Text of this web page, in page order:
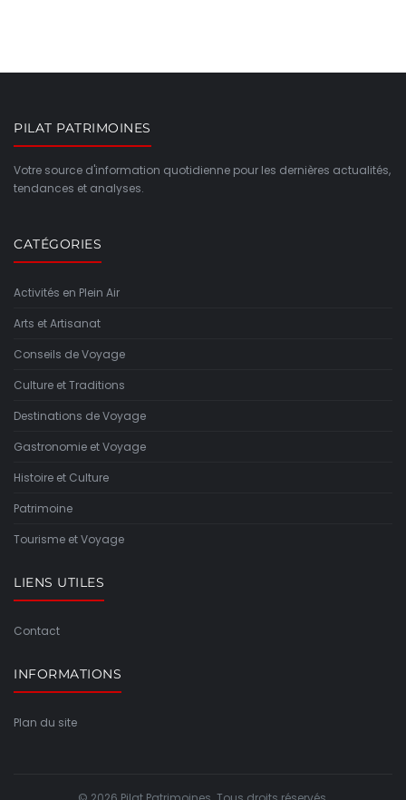
PILAT PATRIMOINES
Votre source d'information quotidienne pour les dernières actualités,
tendances et analyses.
CATÉGORIES
Activités en Plein Air
Arts et Artisanat
Conseils de Voyage
Culture et Traditions
Destinations de Voyage
Gastronomie et Voyage
Histoire et Culture
Patrimoine
Tourisme et Voyage
LIENS UTILES
Contact
INFORMATIONS
Plan du site